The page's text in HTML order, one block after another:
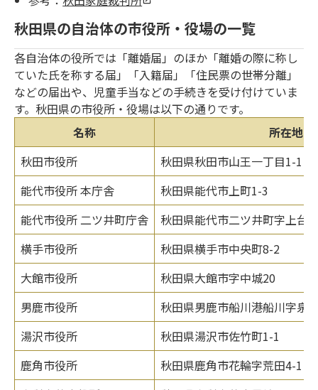
秋田県の自治体の市役所・役場の一覧
各自治体の役所では「離婚届」のほか「離婚の際に称し
ていた氏を称する届」「入籍届」「住民票の世帯分離」
などの届出や、児童手当などの手続きを受け付けていま
す。秋田県の市役所・役場は以下の通りです。
名称
所在地
秋田市役所
秋田県秋田市山王一丁目1-1
能代市役所 本庁舎
秋田県能代市上町1-3
能代市役所 二ツ井町庁舎
秋田県能代市二ツ井町字上台
横手市役所
秋田県横手市中央町8-2
大館市役所
秋田県大館市字中城20
男鹿市役所
秋田県男鹿市船川港船川字泉
湯沢市役所
秋田県湯沢市佐竹町1-1
鹿角市役所
秋田県鹿角市花輪字荒田4-1